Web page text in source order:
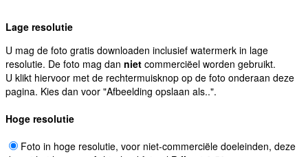
Lage resolutie
U mag de foto gratis downloaden inclusief watermerk in lage
resolutie. De foto mag dan niet commerciëel worden gebruikt.
U klikt hiervoor met de rechtermuisknop op de foto onderaan deze
pagina. Kies dan voor "Afbeelding opslaan als..".
Hoge resolutie
Foto in hoge resolutie, voor niet-commerciële doeleinden, deze